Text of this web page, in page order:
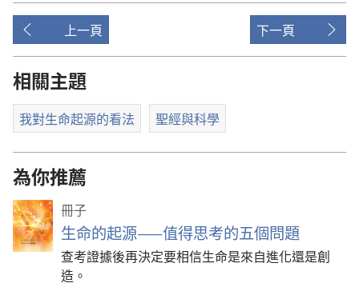
上一頁 下一頁
相關主題
我對生命起源的看法 聖經與科學
為你推薦
冊子
生命的起源——值得思考的五個問題
查考證據後再決定要相信生命是來自進化還是創
造。